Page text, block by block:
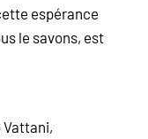
espérance
le savons, est
Vattani,